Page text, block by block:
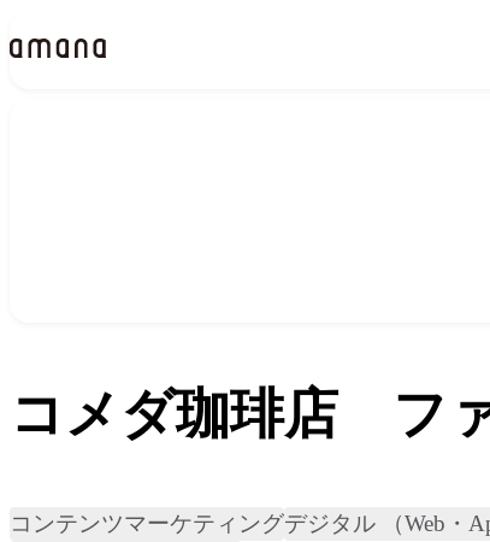
コメダ珈琲店 フ
コンテンツマーケティングデジタル （Web・